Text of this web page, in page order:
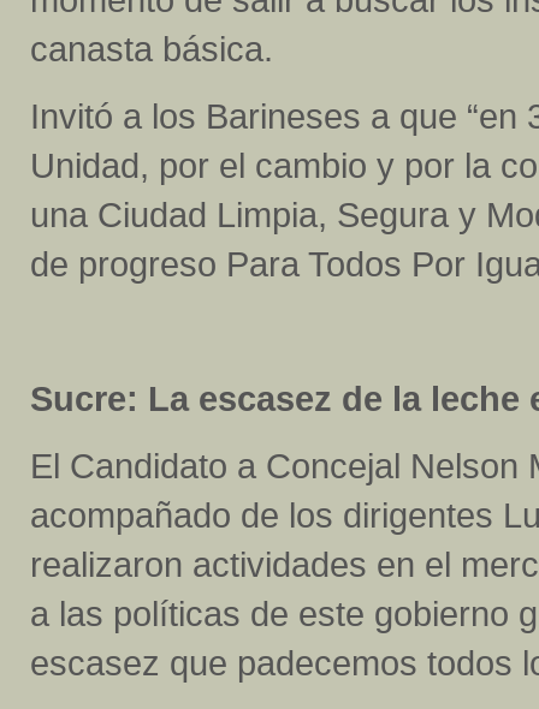
canasta básica.
Invitó a los Barineses a que
Unidad, por el cambio y por la
una Ciudad Limpia, Segura y
de progreso Para Todos Por
Sucre: La escasez de la
El Candidato a Concejal Nelson
acompañado de los dirigentes
realizaron actividades en el
a las políticas de este gobierno
escasez que padecemos todos